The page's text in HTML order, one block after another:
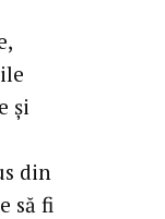
şi
din
să fi